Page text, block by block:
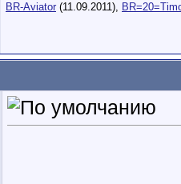
BR-Aviator (11.09.2011),